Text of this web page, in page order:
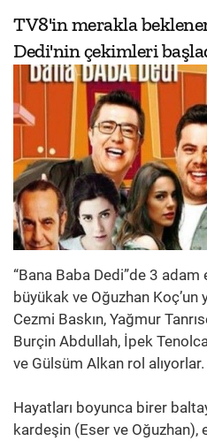
TV8'in merakla
Dedi'nin çekimleri
“Bana Baba Dedi”de 3
büyükak ve Oğuzhan Koç’un
Cezmi Baskın, Yağmur
Burçin Abdullah, İpek
ve Gülsüm Alkan rol alıyorlar.
Hayatları boyunca birer
kardeşin (Eser ve Oğuzhan),